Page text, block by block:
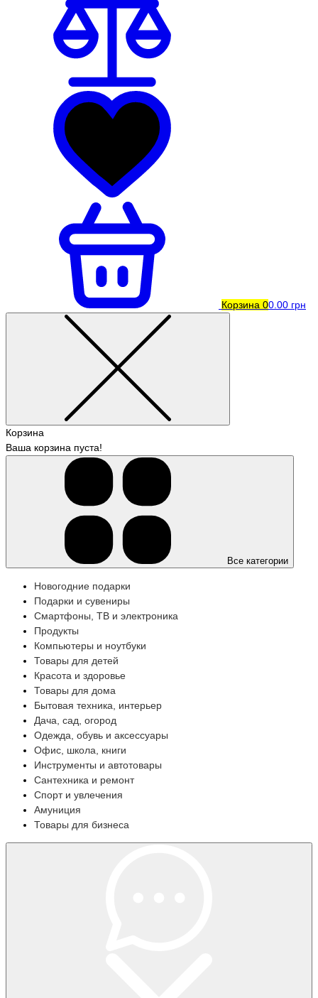
Корзина 00.00 грн
Корзина
Ваша корзина пуста!
Все категории
Новогодние подарки
Подарки и сувениры
Смартфоны, ТВ и электроника
Продукты
Компьютеры и ноутбуки
Товары для детей
Красота и здоровье
Товары для дома
Бытовая техника, интерьер
Дача, сад, огород
Одежда, обувь и аксессуары
Офис, школа, книги
Инструменты и автотовары
Сантехника и ремонт
Спорт и увлечения
Амуниция
Товары для бизнеса